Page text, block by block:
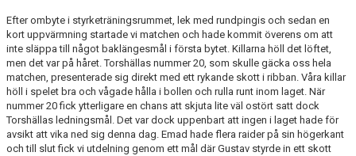
Efter ombyte i styrketräningsrummet, lek med rundpingis och sedan en
kort uppvärmning startade vi matchen och hade kommit överens om att
inte släppa till något baklängesmål i första bytet. Killarna höll det löftet,
men det var på håret. Torshällas nummer 20, som skulle gäcka oss hela
matchen, presenterade sig direkt med ett rykande skott i ribban. Våra killar
höll i spelet bra och vågade hålla i bollen och rulla runt inom laget. När
nummer 20 fick ytterligare en chans att skjuta lite väl ostört satt dock
Torshällas ledningsmål. Det var dock uppenbart att ingen i laget hade för
avsikt att vika ned sig denna dag. Emad hade flera raider på sin högerkant
och till slut fick vi utdelning genom ett mål där Gustav styrde in ett skott